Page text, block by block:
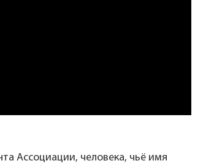
Ассоциации, человека, чьё имя